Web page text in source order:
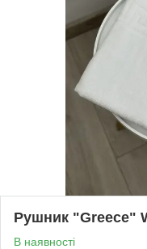
Рушник "Greece"
В наявності